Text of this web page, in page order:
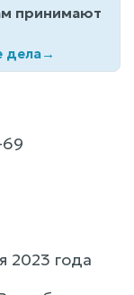
принимают
дела→
2023 года